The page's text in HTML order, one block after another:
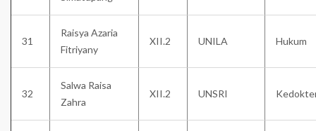
31
Raisya Azaria
Fitriyany
XII.2 UNILA Hukum
32
Salwa Raisa
Zahra
XII.2 UNSRI